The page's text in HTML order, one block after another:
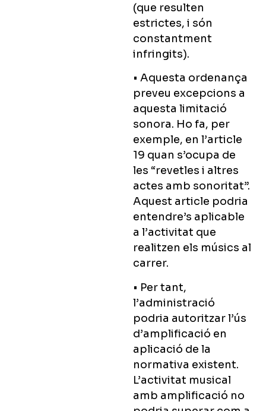
(que resulten
estrictes, i són
constantment
infringits).
• Aquesta ordenança
preveu excepcions a
aquesta limitació
sonora. Ho fa, per
exemple, en l’article
19 quan s’ocupa de
les “revetles i altres
actes amb sonoritat”.
Aquest article podria
entendre’s aplicable
a l’activitat que
realitzen els músics al
carrer.
• Per tant,
l’administració
podria autoritzar l’ús
d’amplificació en
aplicació de la
normativa existent.
L’activitat musical
amb amplificació no